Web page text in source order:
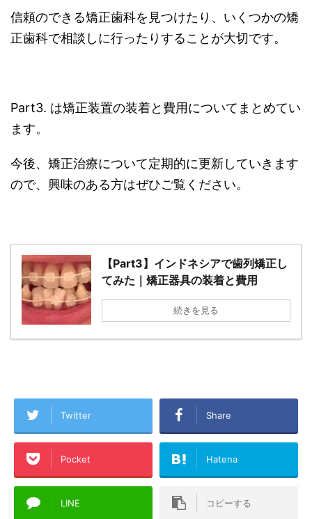
信頼のできる矯正歯科を見つけたり、いくつかの矯
正歯科で相談しに行ったりすることが大切です。
Part3. は矯正装置の装着と費用についてまとめてい
ます。
今後、矯正治療について定期的に更新していきます
ので、興味のある方はぜひご覧ください。
【Part3】インドネシアで歯列矯正し
てみた｜矯正器具の装着と費用
続きを見る
Twitter Share
Pocket Hatena
LINE コピーする